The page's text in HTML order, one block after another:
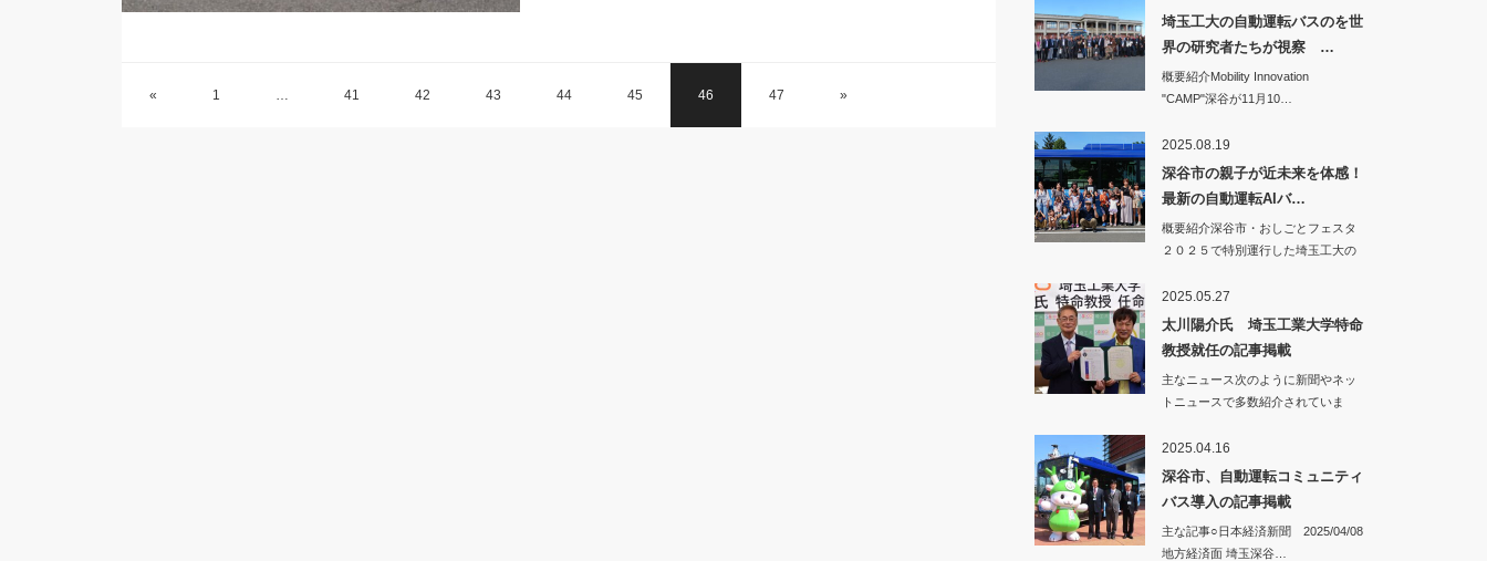
« 1 … 41 42 43 44 45 46 47 »
埼玉工大の自動運転バスのを世
界の研究者たちが視察 …
概要紹介Mobility Innovation
"CAMP"深谷が11月10…
2025.08.19
深谷市の親子が近未来を体感！
最新の自動運転AIバ…
概要紹介深谷市・おしごとフェスタ
２０２５で特別運行した埼玉工大の
2025.05.27
太川陽介氏 埼玉工業大学特命
教授就任の記事掲載
主なニュース次のように新聞やネッ
トニュースで多数紹介されていま
2025.04.16
深谷市、自動運転コミュニティ
バス導入の記事掲載
主な記事○日本経済新聞 2025/04/08
地方経済面 埼玉深谷…